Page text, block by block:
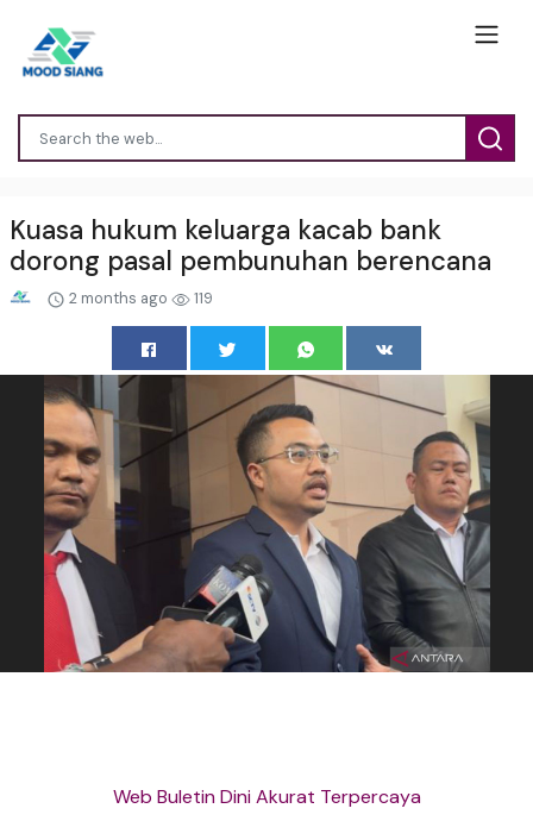
Kuasa hukum keluarga kacab bank
dorong pasal pembunuhan berencana
2 months ago 119
Web Buletin Dini Akurat Terpercaya